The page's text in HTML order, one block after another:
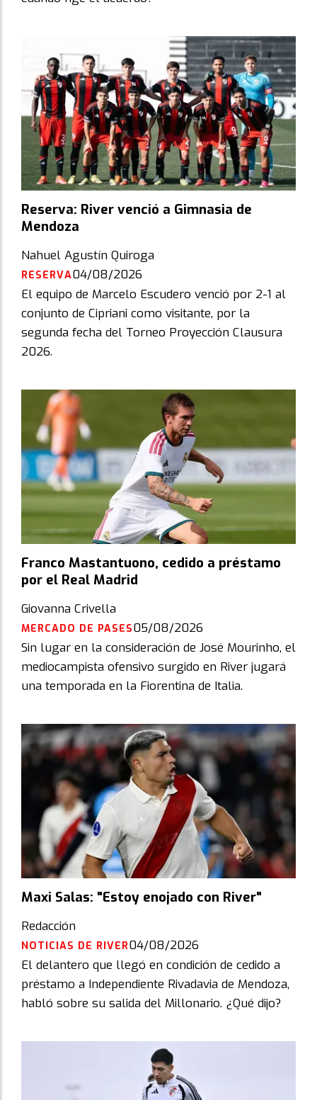
Reserva: River venció a Gimnasia de
Mendoza
Nahuel Agustín Quiroga
RESERVA04/08/2026
El equipo de Marcelo Escudero venció por 2-1 al
conjunto de Cipriani como visitante, por la
segunda fecha del Torneo Proyección Clausura
2026.
Franco Mastantuono, cedido a préstamo
por el Real Madrid
Giovanna Crivella
MERCADO DE PASES05/08/2026
Sin lugar en la consideración de José Mourinho, el
mediocampista ofensivo surgido en River jugará
una temporada en la Fiorentina de Italia.
Maxi Salas: "Estoy enojado con River"
Redacción
NOTICIAS DE RIVER04/08/2026
El delantero que llegó en condición de cedido a
préstamo a Independiente Rivadavia de Mendoza,
habló sobre su salida del Millonario. ¿Qué dijo?